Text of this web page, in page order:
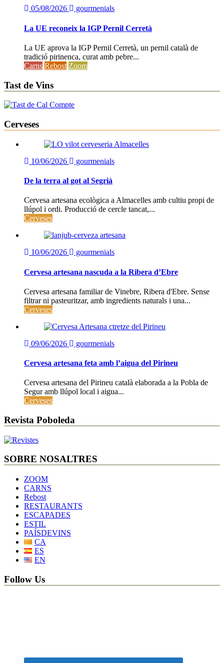
05/08/2026 gourmenials
La UE reconeix la IGP Pernil Cerretà
La UE aprova la IGP Pernil Cerretà, un pernil català de
tradició pirinenca, curat amb pebre...
Carns Rebost Zoom
Tast de Vins
Cerveses
10/06/2026 gourmenials
De la terra al got al Segrià
Cervesa artesana ecològica a Almacelles amb cultiu propi de
llúpol i ordi. Producció de cercle tancat,...
Cerveses
10/06/2026 gourmenials
Cervesa artesana nascuda a la Ribera d’Ebre
Cervesa artesana familiar de Vinebre, Ribera d'Ebre. Sense
filtrar ni pasteuritzar, amb ingredients naturals i una...
Cerveses
09/06/2026 gourmenials
Cervesa artesana feta amb l’aigua del Pirineu
Cervesa artesana del Pirineu català elaborada a la Pobla de
Segur amb llúpol local i aigua...
Cerveses
Revista Poboleda
SOBRE NOSALTRES
ZOOM
CARNS
Rebost
RESTAURANTS
ESCAPADES
ESTIL
PAÍSDEVINS
CA
ES
EN
Follow Us